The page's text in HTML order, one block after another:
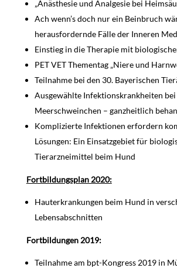
„Anästhesie und Analgesie bei
Ach wenn’s doch nur ein Beinbruch
herausfordernde Fälle der Inneren
Einstieg in die Therapie mit
PET VET Thementag „Niere und
Teilnahme bei den 30. Bayerischen
Ausgewählte Infektionskrankheiten
Meerschweinchen – ganzheitlich
Komplizierte Infektionen erfordern
Lösungen: Ein Einsatzgebiet für
Tierarzneimittel beim Hund
Fortbildungsplan 2020:
Hauterkrankungen beim Hund in
Lebensabschnitten
Fortbildungen 2019:
Teilnahme am bpt-Kongress 2019 in